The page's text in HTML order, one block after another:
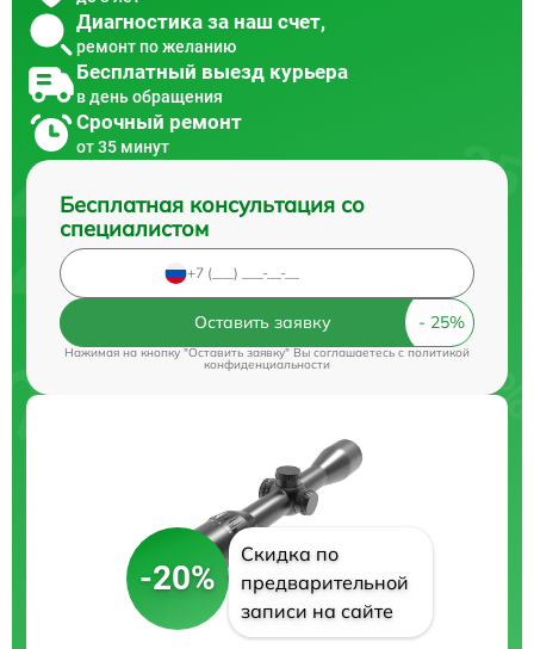
Диагностика за наш счет,
ремонт по желанию
Бесплатный выезд курьера
в день обращения
Срочный ремонт
от 35 минут
Бесплатная консультация со
специалистом
Оставить заявку
Нажимая на кнопку "Оставить заявку" Вы соглашаетесь cполитикой
конфиденциальности
-20%
Скидка по
предварительной
записи на сайте